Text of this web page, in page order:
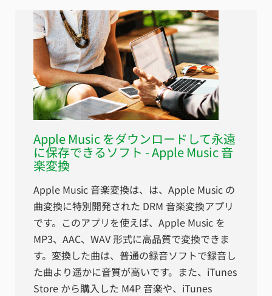
Apple Music をダウンロードして永遠
に保存できるソフト - Apple Music 音
楽変換
Apple Music 音楽変換は、は、Apple Music の
曲変換に特別開発された DRM 音楽変換アプリ
です。このアプリを使えば、Apple Music を
MP3、AAC、WAV 形式に高品質で変換できま
す。変換した曲は、普通の録音ソフトで録音し
た曲より遥かに音質が高いです。また、iTunes
Store から購入した M4P 音楽や、iTunes